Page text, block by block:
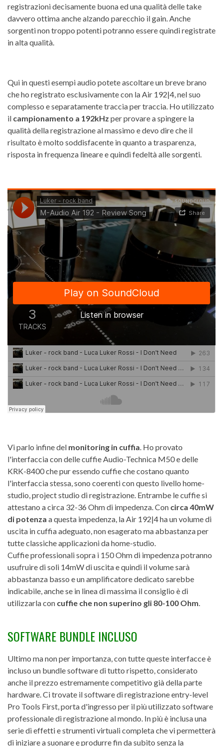
registrazioni decisamente buona ed una qualità delle take
davvero ottima anche alzando parecchio il gain. Anche
sorgenti non troppo potenti potranno essere quindi registrate
in alta qualità.
Qui in questi esempi audio potete ascoltare un breve brano
che ho registrato esclusivamente con la Air 192|4, nel suo
complesso e separatamente traccia per traccia. Ho utilizzato
il campionamento a 192kHz per provare a spingere la
qualità della registrazione al massimo e devo dire che il
risultato è molto soddisfacente in quanto a trasparenza,
risposta in frequenza lineare e quindi fedeltà alle sorgenti.
Vi parlo infine del monitoring in cuffia. Ho provato
l'interfaccia con delle cuffie Audio-Technica M50 e delle
KRK-8400 che pur essendo cuffie che costano quanto
l'interfaccia stessa, sono coerenti con questo livello home-
studio, project studio di registrazione. Entrambe le cuffie si
attestano a circa 32-36 Ohm di impedenza. Con circa 40mW
di potenza a questa impedenza, la Air 192|4 ha un volume di
uscita in cuffia adeguato, non esagerato ma abbastanza per
tutte classiche applicazioni da home-studio.
Cuffie professionali sopra i 150 Ohm di impedenza potranno
usufruire di soli 14mW di uscita e quindi il volume sarà
abbastanza basso e un amplificatore dedicato sarebbe
indicabile, anche se in linea di massima il consiglio è di
utilizzarla con cuffie che non superino gli 80-100 Ohm.
SOFTWARE BUNDLE INCLUSO
Ultimo ma non per importanza, con tutte queste interfacce è
incluso un bundle software di tutto rispetto, considerato
anche il prezzo estremamente competitivo già della parte
hardware. Ci trovate il software di registrazione entry-level
Pro Tools First, porta d'ingresso per il più utilizzato software
professionale di registrazione al mondo. In più è inclusa una
serie di effetti e strumenti virtuali completa che vi permetterà
di iniziare a suonare e produrre fin da subito senza la